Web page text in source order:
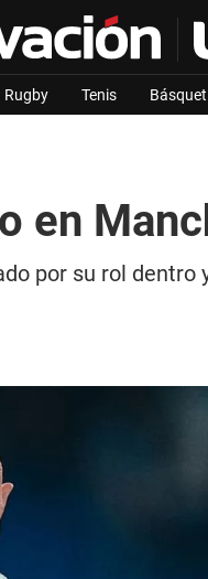
Rugby Tenis Básquet
en
por su rol dentro